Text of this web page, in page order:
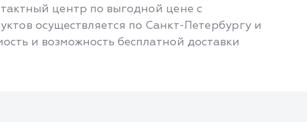
центр по выгодной цене с
осуществляется по Санкт-Петербургу и
и возможность бесплатной доставки